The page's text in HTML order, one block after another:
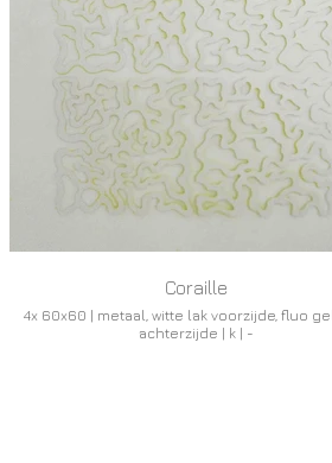
Coraille
4x 60x60 | metaal, witte lak voorzijde, fluo
achterzijde | k | -